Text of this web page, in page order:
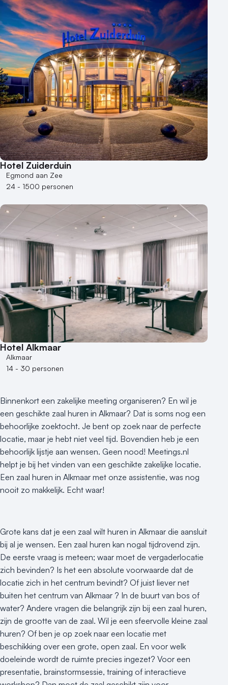
Duurzame locatie
Groene locatie
Heisessie
Hotel
Hybride events
Industriële locatie
Kasteel en landgoed
Kleine / intieme locatie
Locaties aan zee
Museum
Theater
Varende locatie
Hotel Zuiderduin
Egmond aan Zee
24 - 1500 personen
Hotel Alkmaar
Alkmaar
14 - 30 personen
Binnenkort een zakelijke meeting organiseren? En wil je
een geschikte zaal huren in Alkmaar? Dat is soms nog een
behoorlijke zoektocht. Je bent op zoek naar de perfecte
locatie, maar je hebt niet veel tijd. Bovendien heb je een
behoorlijk lijstje aan wensen. Geen nood! Meetings.nl
helpt je bij het vinden van een geschikte zakelijke locatie.
Een zaal huren in Alkmaar met onze assistentie, was nog
nooit zo makkelijk. Echt waar!
Grote kans dat je een zaal wilt huren in Alkmaar die aansluit
bij al je wensen. Een zaal huren kan nogal tijdrovend zijn.
De eerste vraag is meteen; waar moet de vergaderlocatie
zich bevinden? Is het een absolute voorwaarde dat de
locatie zich in het centrum bevindt? Of juist liever net
buiten het centrum van Alkmaar ? In de buurt van bos of
water? Andere vragen die belangrijk zijn bij een zaal huren,
zijn de grootte van de zaal. Wil je een sfeervolle kleine zaal
huren? Of ben je op zoek naar een locatie met
beschikking over een grote, open zaal. En voor welk
doeleinde wordt de ruimte precies ingezet? Voor een
presentatie, brainstormsessie, training of interactieve